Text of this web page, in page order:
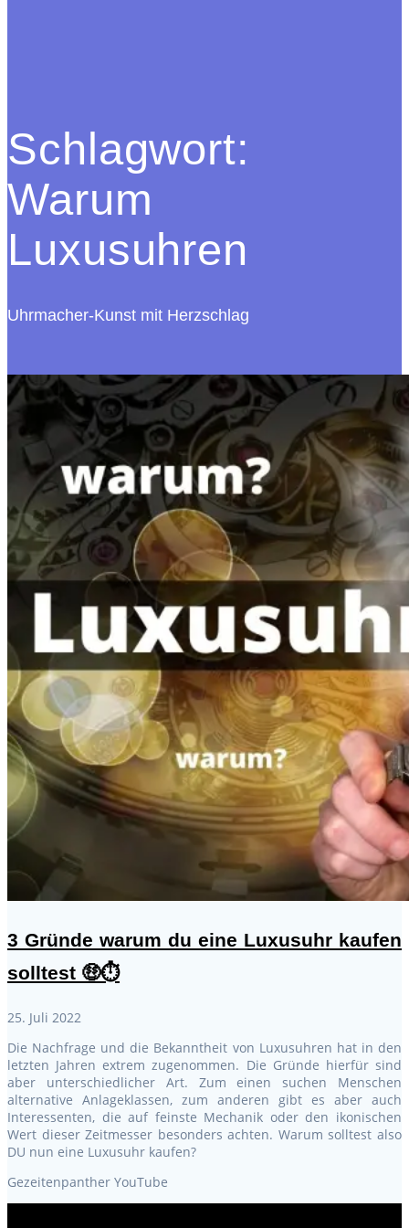
Schlagwort:
Warum
Luxusuhren
Uhrmacher-Kunst mit Herzschlag
3 Gründe warum du eine Luxusuhr kaufen
solltest 🤑⏱
25. Juli 2022
Die Nachfrage und die Bekanntheit von Luxusuhren hat in den
letzten Jahren extrem zugenommen. Die Gründe hierfür sind
aber unterschiedlicher Art. Zum einen suchen Menschen
alternative Anlageklassen, zum anderen gibt es aber auch
Interessenten, die auf feinste Mechanik oder den ikonischen
Wert dieser Zeitmesser besonders achten. Warum solltest also
DU nun eine Luxusuhr kaufen?
Gezeitenpanther YouTube